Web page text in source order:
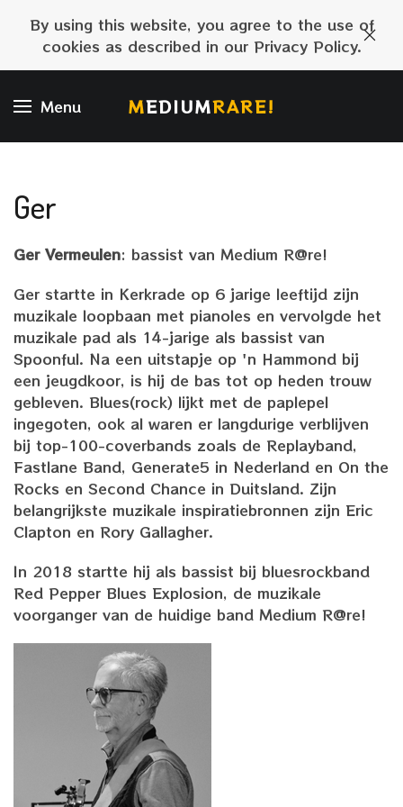
By using this website, you agree to the use of
cookies as described in our Privacy Policy.
Menu MEDIUMRARE!
Ger
Ger Vermeulen: bassist van Medium R@re!
Ger startte in Kerkrade op 6 jarige leeftijd zijn
muzikale loopbaan met pianoles en vervolgde het
muzikale pad als 14-jarige als bassist van
Spoonful. Na een uitstapje op 'n Hammond bij
een jeugdkoor, is hij de bas tot op heden trouw
gebleven. Blues(rock) lijkt met de paplepel
ingegoten, ook al waren er langdurige verblijven
bij top-100-coverbands zoals de Replayband,
Fastlane Band, Generate5 in Nederland en On the
Rocks en Second Chance in Duitsland. Zijn
belangrijkste muzikale inspiratiebronnen zijn Eric
Clapton en Rory Gallagher.
In 2018 startte hij als bassist bij bluesrockband
Red Pepper Blues Explosion, de muzikale
voorganger van de huidige band Medium R@re!